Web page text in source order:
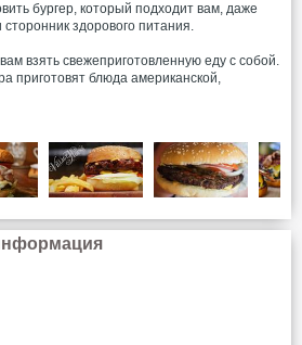
бургер, который подходит вам, даже
здорового питания.
взять свежеприготовленную еду с собой.
приготовят блюда американской,